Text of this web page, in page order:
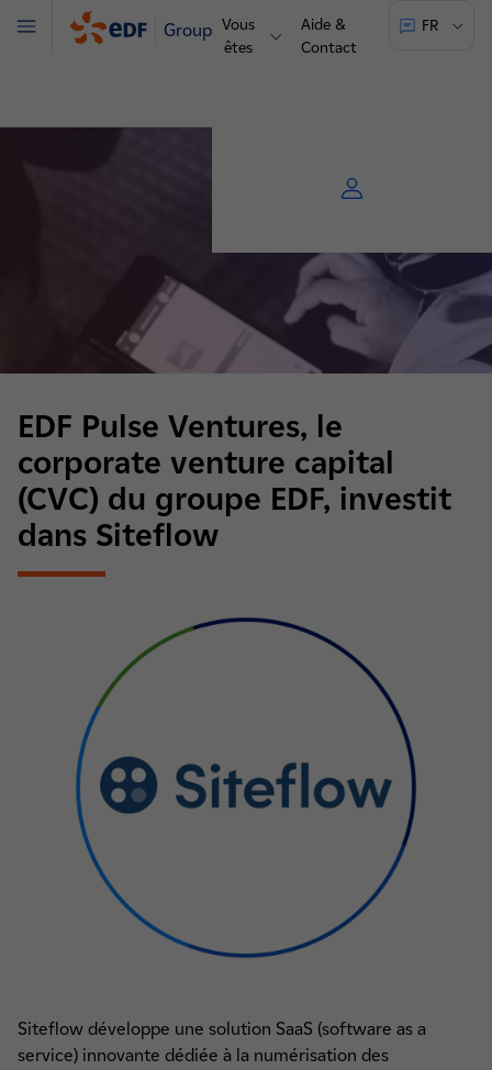
Groupe Vous
êtes
Aide &
Contact
FR
Menu
EDF Pulse Ventures, le
corporate venture capital
(CVC) du groupe EDF, investit
dans Siteflow
Siteflow développe une solution SaaS (software as a
service) innovante dédiée à la numérisation des